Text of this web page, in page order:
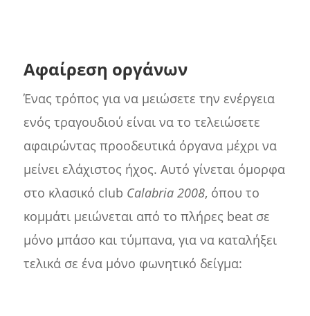
Αφαίρεση οργάνων
Ένας τρόπος για να μειώσετε την ενέργεια
ενός τραγουδιού είναι να το τελειώσετε
αφαιρώντας προοδευτικά όργανα μέχρι να
μείνει ελάχιστος ήχος. Αυτό γίνεται όμορφα
στο κλασικό club Calabria 2008, όπου το
κομμάτι μειώνεται από το πλήρες beat σε
μόνο μπάσο και τύμπανα, για να καταλήξει
τελικά σε ένα μόνο φωνητικό δείγμα: